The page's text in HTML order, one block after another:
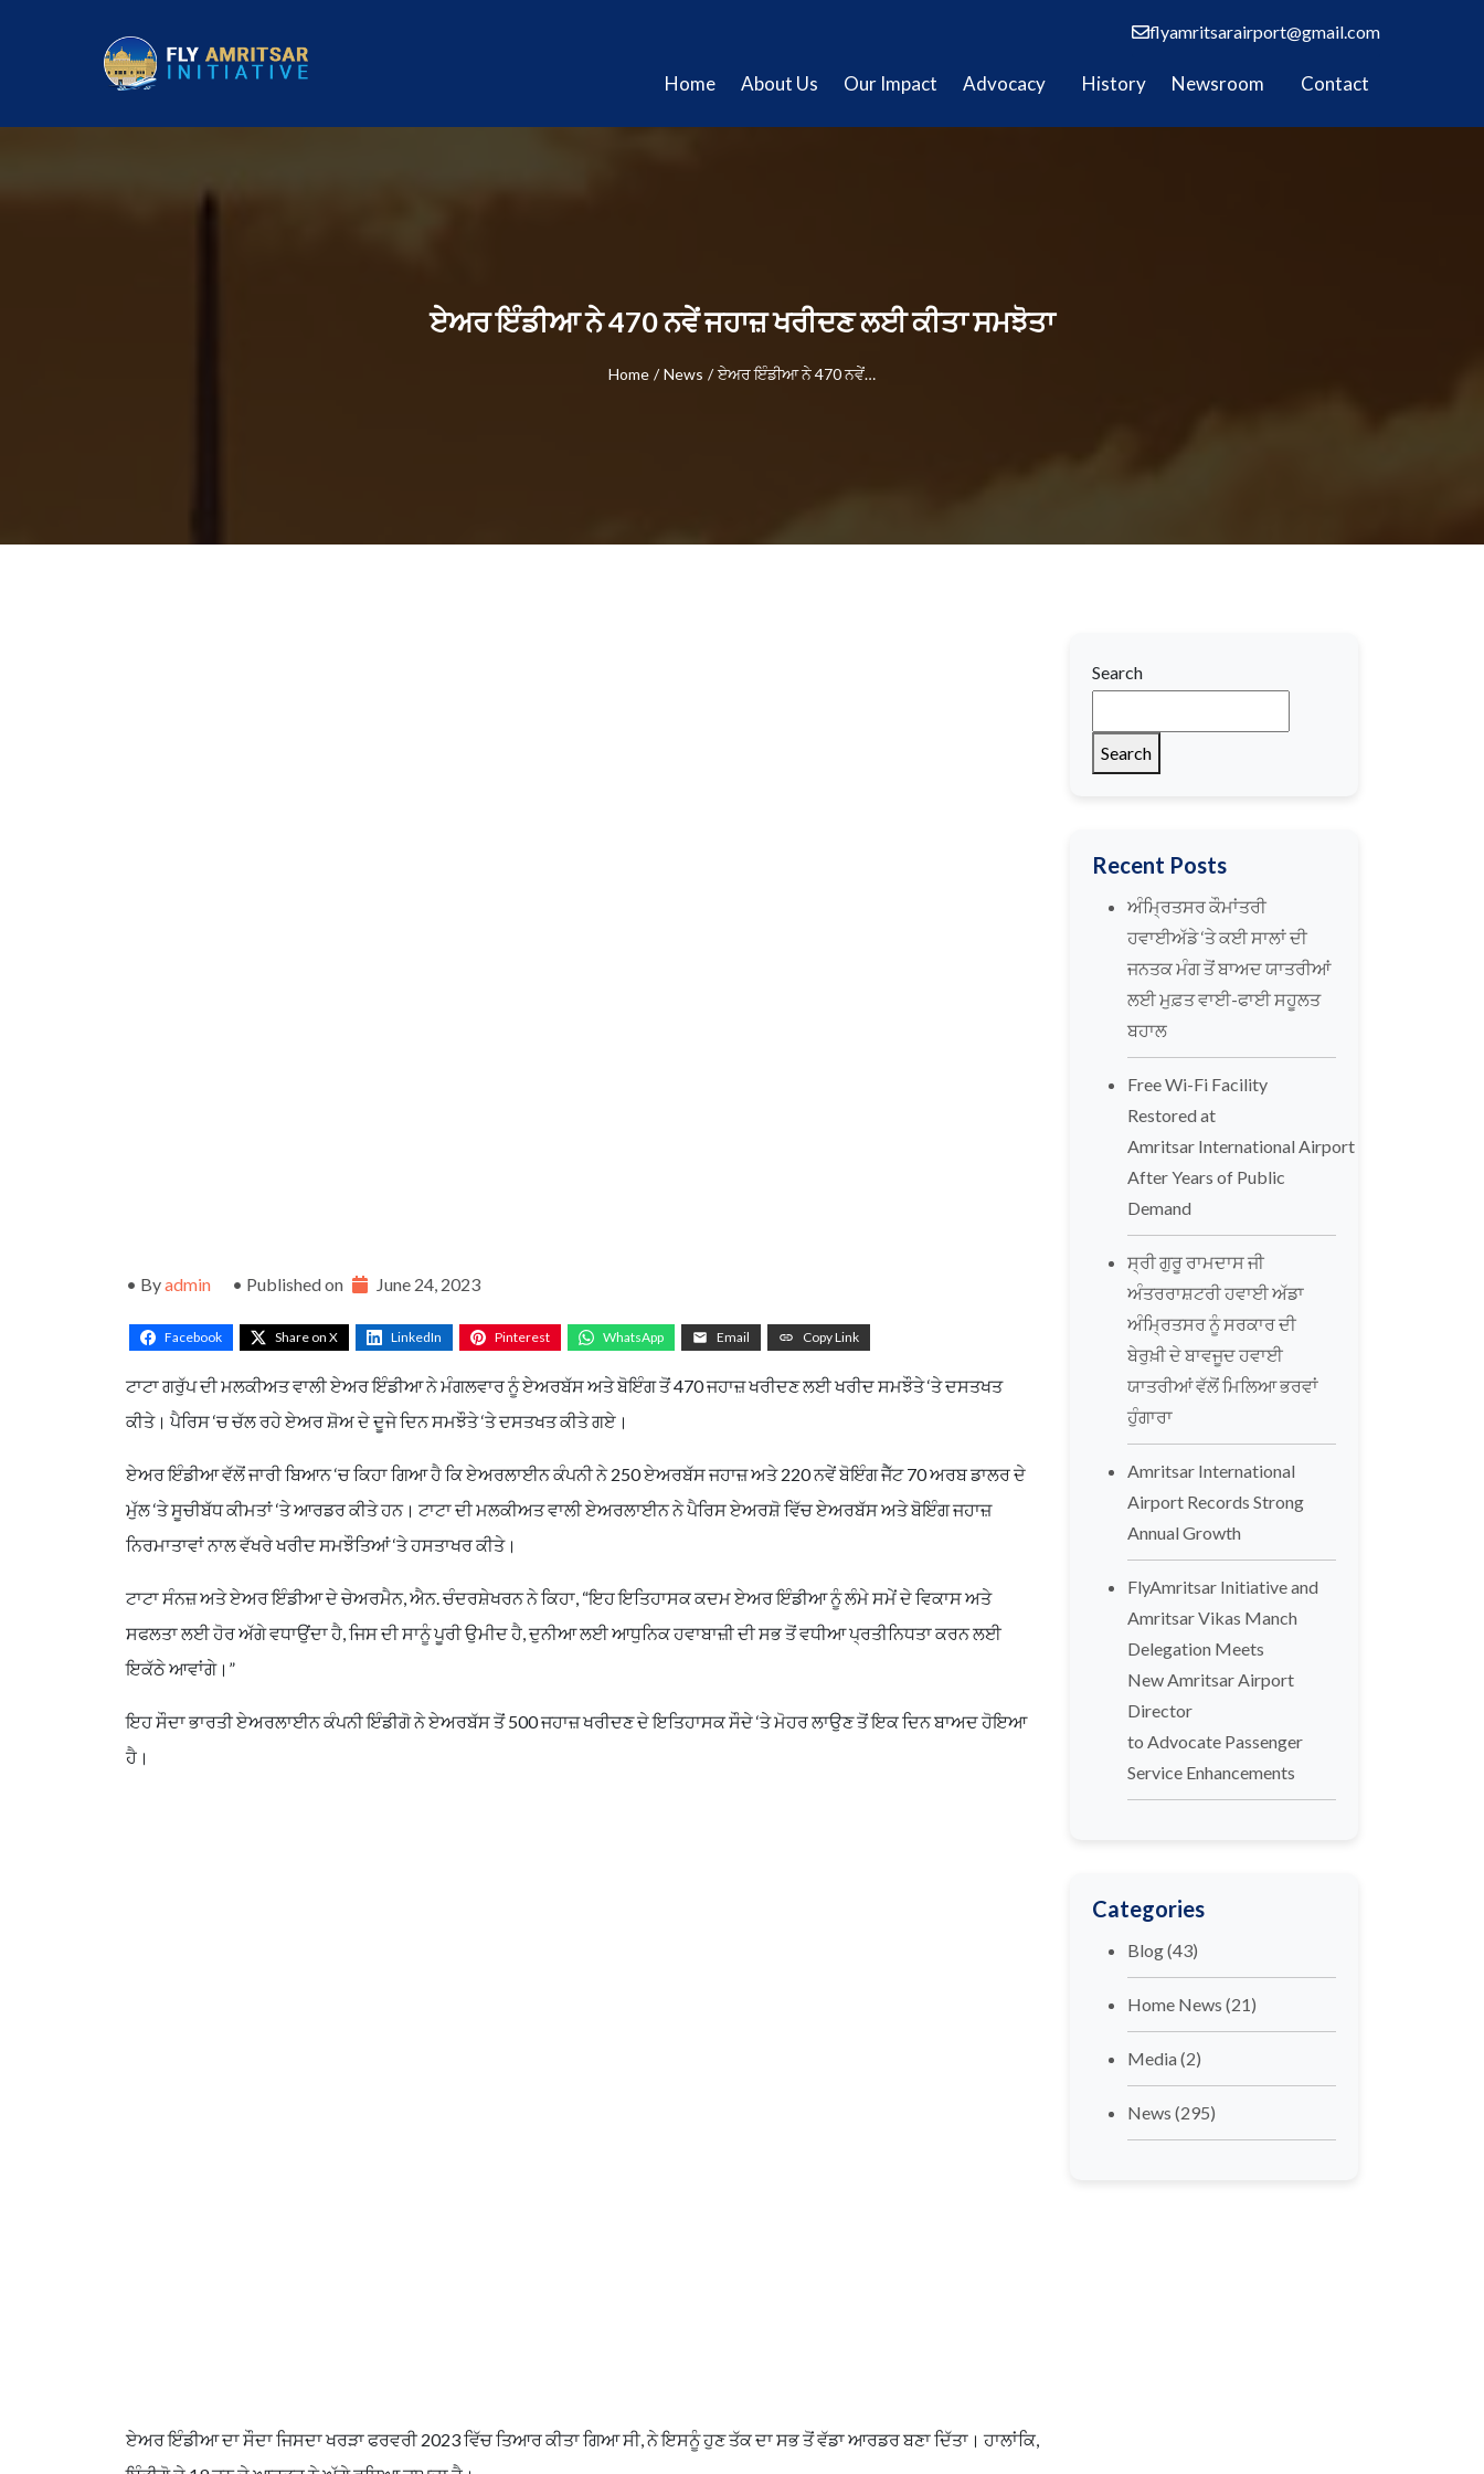
flyamritsarairport@gmail.com
Home About Us Our Impact Advocacy History Newsroom Contact
ਏਅਰ ਇੰਡੀਆ ਨੇ 470 ਨਵੇਂ ਜਹਾਜ਼ ਖਰੀਦਣ ਲਈ ਕੀਤਾ ਸਮਝੋਤਾ
Home / News / ਏਅਰ ਇੰਡੀਆ ਨੇ 470 ਨਵੇਂ…
• Byadmin • Published on June 24, 2023
Facebook Share on X LinkedIn Pinterest WhatsApp Email Copy Link
ਟਾਟਾ ਗਰੁੱਪ ਦੀ ਮਲਕੀਅਤ ਵਾਲੀ ਏਅਰ ਇੰਡੀਆ ਨੇ ਮੰਗਲਵਾਰ ਨੂੰ ਏਅਰਬੱਸ ਅਤੇ ਬੋਇੰਗ ਤੋਂ 470 ਜਹਾਜ਼ ਖਰੀਦਣ ਲਈ ਖਰੀਦ ਸਮਝੌਤੇ ‘ਤੇ ਦਸਤਖਤ
ਕੀਤੇ। ਪੈਰਿਸ ‘ਚ ਚੱਲ ਰਹੇ ਏਅਰ ਸ਼ੋਅ ਦੇ ਦੂਜੇ ਦਿਨ ਸਮਝੌਤੇ ‘ਤੇ ਦਸਤਖਤ ਕੀਤੇ ਗਏ।
ਏਅਰ ਇੰਡੀਆ ਵੱਲੋਂ ਜਾਰੀ ਬਿਆਨ ‘ਚ ਕਿਹਾ ਗਿਆ ਹੈ ਕਿ ਏਅਰਲਾਈਨ ਕੰਪਨੀ ਨੇ 250 ਏਅਰਬੱਸ ਜਹਾਜ਼ ਅਤੇ 220 ਨਵੇਂ ਬੋਇੰਗ ਜੈੱਟ 70 ਅਰਬ ਡਾਲਰ ਦੇ
ਮੁੱਲ ‘ਤੇ ਸੂਚੀਬੱਧ ਕੀਮਤਾਂ ‘ਤੇ ਆਰਡਰ ਕੀਤੇ ਹਨ। ਟਾਟਾ ਦੀ ਮਲਕੀਅਤ ਵਾਲੀ ਏਅਰਲਾਈਨ ਨੇ ਪੈਰਿਸ ਏਅਰਸ਼ੋ ਵਿੱਚ ਏਅਰਬੱਸ ਅਤੇ ਬੋਇੰਗ ਜਹਾਜ਼
ਨਿਰਮਾਤਾਵਾਂ ਨਾਲ ਵੱਖਰੇ ਖਰੀਦ ਸਮਝੌਤਿਆਂ ‘ਤੇ ਹਸਤਾਖਰ ਕੀਤੇ।
ਟਾਟਾ ਸੰਨਜ਼ ਅਤੇ ਏਅਰ ਇੰਡੀਆ ਦੇ ਚੇਅਰਮੈਨ, ਐਨ. ਚੰਦਰਸ਼ੇਖਰਨ ਨੇ ਕਿਹਾ, “ਇਹ ਇਤਿਹਾਸਕ ਕਦਮ ਏਅਰ ਇੰਡੀਆ ਨੂੰ ਲੰਮੇ ਸਮੇਂ ਦੇ ਵਿਕਾਸ ਅਤੇ
ਸਫਲਤਾ ਲਈ ਹੋਰ ਅੱਗੇ ਵਧਾਉਂਦਾ ਹੈ, ਜਿਸ ਦੀ ਸਾਨੂੰ ਪੂਰੀ ਉਮੀਦ ਹੈ, ਦੁਨੀਆ ਲਈ ਆਧੁਨਿਕ ਹਵਾਬਾਜ਼ੀ ਦੀ ਸਭ ਤੋਂ ਵਧੀਆ ਪ੍ਰਤੀਨਿਧਤਾ ਕਰਨ ਲਈ
ਇਕੱਠੇ ਆਵਾਂਗੇ।”
ਇਹ ਸੌਦਾ ਭਾਰਤੀ ਏਅਰਲਾਈਨ ਕੰਪਨੀ ਇੰਡੀਗੋ ਨੇ ਏਅਰਬੱਸ ਤੋਂ 500 ਜਹਾਜ਼ ਖਰੀਦਣ ਦੇ ਇਤਿਹਾਸਕ ਸੌਦੇ ‘ਤੇ ਮੋਹਰ ਲਾਉਣ ਤੋਂ ਇਕ ਦਿਨ ਬਾਅਦ ਹੋਇਆ
ਹੈ।
ਏਅਰ ਇੰਡੀਆ ਦਾ ਸੌਦਾ ਜਿਸਦਾ ਖਰੜਾ ਫਰਵਰੀ 2023 ਵਿੱਚ ਤਿਆਰ ਕੀਤਾ ਗਿਆ ਸੀ, ਨੇ ਇਸਨੂੰ ਹੁਣ ਤੱਕ ਦਾ ਸਭ ਤੋਂ ਵੱਡਾ ਆਰਡਰ ਬਣਾ ਦਿੱਤਾ। ਹਾਲਾਂਕਿ,
Search
Search
Recent Posts
ਅੰਮ੍ਰਿਤਸਰ ਕੌਮਾਂਤਰੀ
ਹਵਾਈਅੱਡੇ ‘ਤੇ ਕਈ ਸਾਲਾਂ ਦੀ
ਜਨਤਕ ਮੰਗ ਤੋਂ ਬਾਅਦ ਯਾਤਰੀਆਂ
ਲਈ ਮੁਫ਼ਤ ਵਾਈ-ਫਾਈ ਸਹੂਲਤ
ਬਹਾਲ
Free Wi-Fi Facility
Restored at
Amritsar International Airport
After Years of Public
Demand
ਸ੍ਰੀ ਗੁਰੂ ਰਾਮਦਾਸ ਜੀ
ਅੰਤਰਰਾਸ਼ਟਰੀ ਹਵਾਈ ਅੱਡਾ
ਅੰਮ੍ਰਿਤਸਰ ਨੂੰ ਸਰਕਾਰ ਦੀ
ਬੇਰੁਖ਼ੀ ਦੇ ਬਾਵਜੂਦ ਹਵਾਈ
ਯਾਤਰੀਆਂ ਵੱਲੋਂ ਮਿਲਿਆ ਭਰਵਾਂ
ਹੁੰਗਾਰਾ
Amritsar International
Airport Records Strong
Annual Growth
FlyAmritsar Initiative and
Amritsar Vikas Manch
Delegation Meets
New Amritsar Airport
Director
to Advocate Passenger
Service Enhancements
Categories
Blog(43)
Home News (21)
Media (2)
News (295)